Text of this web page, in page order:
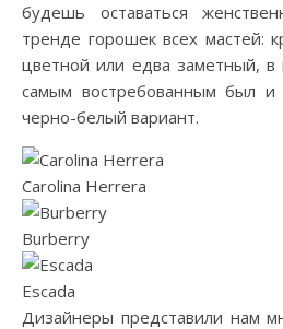
будешь оставаться
тренде горошек всех мастей:
цветной или едва заметный,
самым востребованным был и
черно-белый вариант.
Carolina Herrera
Burberry
Escada
Дизайнеры представили нам